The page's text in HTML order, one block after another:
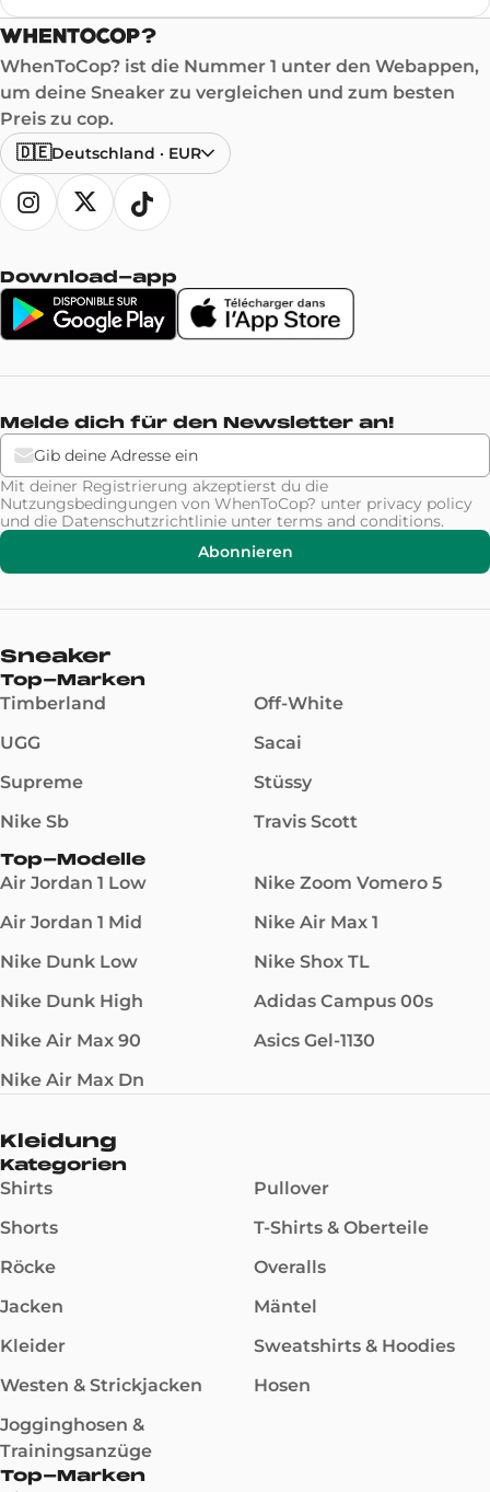
WhenToCop? ist die Nummer 1 unter den Webappen,
um deine Sneaker zu vergleichen und zum besten
Preis zu cop.
🇩🇪Deutschland · EUR
Download-app
Melde dich für den Newsletter an!
Mit deiner Registrierung akzeptierst du die
Nutzungsbedingungen von WhenToCop? unter privacy policy
und die Datenschutzrichtlinie unter terms and conditions.
Abonnieren
Sneaker
Top-Marken
Timberland
UGG
Supreme
Nike Sb
Off-White
Sacai
Stüssy
Travis Scott
Top-Modelle
Air Jordan 1 Low
Air Jordan 1 Mid
Nike Dunk Low
Nike Dunk High
Nike Air Max 90
Nike Air Max Dn
Nike Zoom Vomero 5
Nike Air Max 1
Nike Shox TL
Adidas Campus 00s
Asics Gel-1130
Kleidung
Kategorien
Shirts
Shorts
Röcke
Jacken
Kleider
Westen & Strickjacken
Jogginghosen &
Trainingsanzüge
Pullover
T-Shirts & Oberteile
Overalls
Mäntel
Sweatshirts & Hoodies
Hosen
Top-Marken